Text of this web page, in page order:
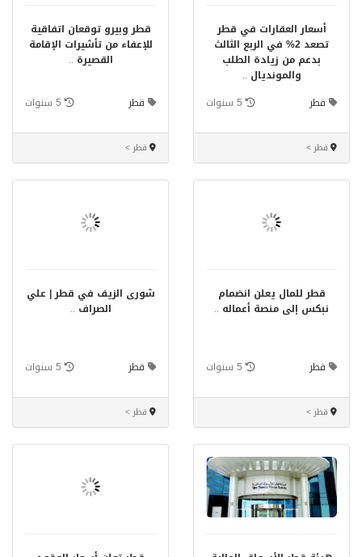
أسعار العقارات في قطر
تصعد 2% في الربع الثالث
بدعم من زيادة الطلب
والمونديال ..
قطر
5 سنوات
قطر >
قطر وبيرو توقعان اتفاقية
للإعفاء من تأشيرات الإقامة
القصيرة ..
قطر 5 سنوات
قطر >
قطر للمال يعلن انضمام
نبكس إلى منصة أعماله ..
قطر 5 سنوات
قطر >
شورى الزيف في قطر | علي
الصراف ..
قطر 5 سنوات
قطر >